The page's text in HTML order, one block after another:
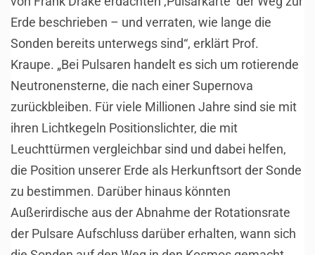
Erde beschrieben – und verraten, wie lange die
Sonden bereits unterwegs sind“, erklärt Prof.
Kraupe. „Bei Pulsaren handelt es sich um rotierende
Neutronensterne, die nach einer Supernova
zurückbleiben. Für viele Millionen Jahre sind sie mit
ihren Lichtkegeln Positionslichter, die mit
Leuchttürmen vergleichbar sind und dabei helfen,
die Position unserer Erde als Herkunftsort der Sonde
zu bestimmen. Darüber hinaus könnten
Außerirdische aus der Abnahme der Rotationsrate
der Pulsare Aufschluss darüber erhalten, wann sich